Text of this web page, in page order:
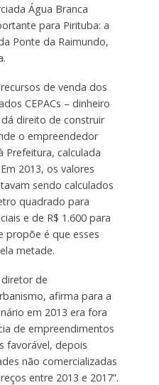
Água Branca
para Pirituba: a
Ponte da Raimundo,
de venda dos
CEPACs – dinheiro
direito de construir
o empreendedor
calculada
2013, os valores
sendo calculados
quadrado para
e de R$ 1.600 para
propõe é que esses
metade.
de
afirma para a
em 2013 era fora
de empreendimentos
favorável, depois
não comercializadas
entre 2013 e 2017”.